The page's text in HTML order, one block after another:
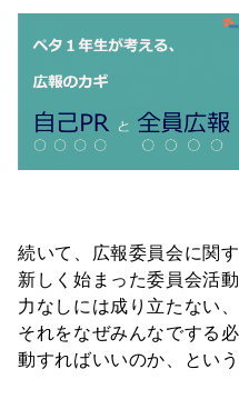
続いて、広報委員会に関す
新しく始まった委員会活
力なしには成り立たない
それをなぜみんなでする
動すればいいのか、という